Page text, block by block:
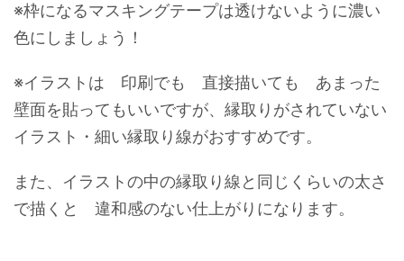
※枠になるマスキングテープは透けないように濃い
色にしましょう！
※イラストは 印刷でも 直接描いても あまった
壁面を貼ってもいいですが、縁取りがされていない
イラスト・細い縁取り線がおすすめです。
また、イラストの中の縁取り線と同じくらいの太さ
で描くと 違和感のない仕上がりになります。